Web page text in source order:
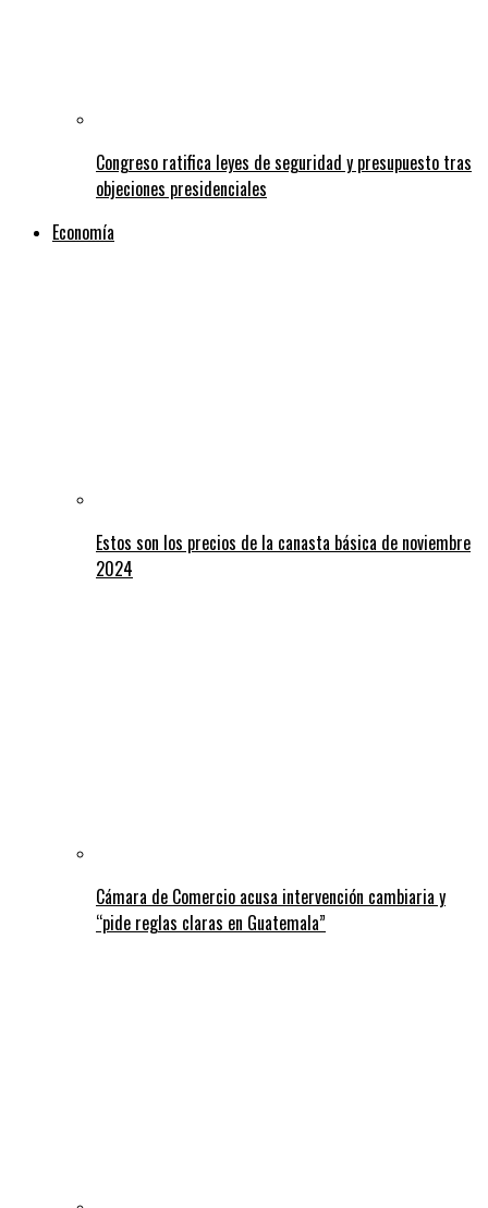
Congreso ratifica leyes de seguridad y presupuesto tras
objeciones presidenciales
Economía
Estos son los precios de la canasta básica de noviembre
2024
Cámara de Comercio acusa intervención cambiaria y
“pide reglas claras en Guatemala”